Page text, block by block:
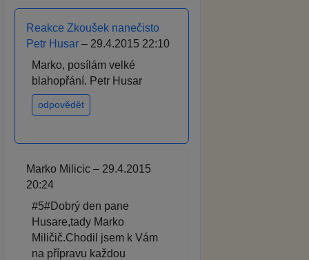
Reakce Zkoušek nanečisto
Petr Husar – 29.4.2015 22:10
Marko, posílám velké
blahopřání. Petr Husar
odpovědět
Marko Milicic – 29.4.2015
20:24
#5#Dobrý den pane
Husare,tady Marko
Miličič.Chodil jsem k Vám
na přípravu každou